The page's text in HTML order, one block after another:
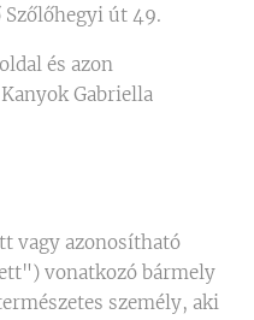
Szőlőhegyi út 49.
és azon
Gabriella
vagy azonosítható
vonatkozó bármely
személy, aki